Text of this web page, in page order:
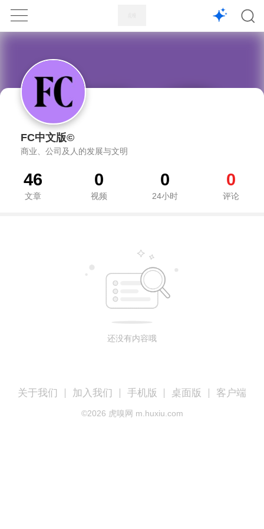
1X
FC中文版©
商业、公司及人的发展与文明
46
文章
0
视频
0
24小时
0
评论
还没有内容哦
关于我们 加入我们 手机版 桌面版 客户端
©2026 虎嗅网 m.huxiu.com